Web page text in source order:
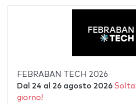
FEBRABAN TECH 2026
Dal 24 al 26 agosto 2026
giorno!